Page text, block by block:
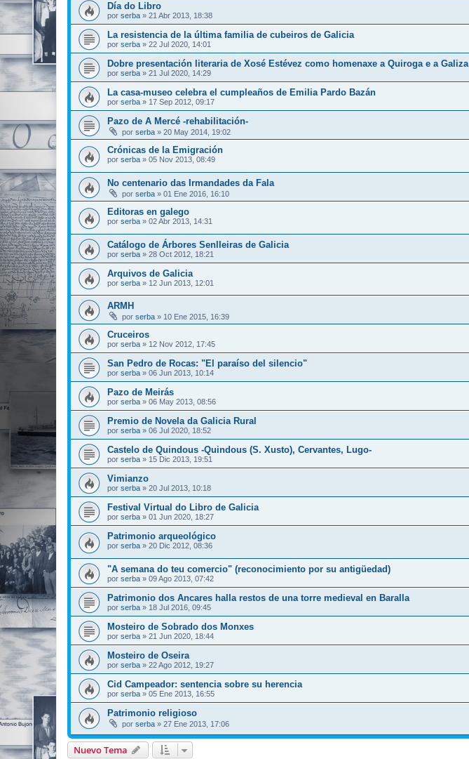
Día do Libro
por serba » 21 Abr 2013, 18:38
La resistencia de la última familia de cubeiros de Galicia
por serba » 22 Jul 2020, 14:01
Dobre presentación literaria de Xosé Estévez como homenaxe a Quiroga e a Galiza
por serba » 21 Jul 2020, 14:29
La casa-museo celebra el cumpleaños de Emilia Pardo Bazán
por serba » 17 Sep 2012, 09:17
Pazo de A Mercé -rehabilitación-
por serba » 20 May 2014, 19:02
Crónicas de la Emigración
por serba » 05 Nov 2013, 08:49
No centenario das Irmandades da Fala
por serba » 01 Ene 2016, 16:10
Editoras en galego
por serba » 02 Abr 2013, 14:31
Catálogo de Árbores Senlleiras de Galicia
por serba » 28 Oct 2012, 18:21
Arquivos de Galicia
por serba » 12 Jun 2013, 12:01
ARMH
por serba » 10 Ene 2015, 16:39
Cruceiros
por serba » 12 Nov 2012, 17:45
San Pedro de Rocas: "El paraíso del silencio"
por serba » 06 Jun 2013, 10:14
Pazo de Meirás
por serba » 06 May 2013, 08:56
Premio de Novela da Galicia Rural
por serba » 06 Jul 2020, 18:52
Castelo de Quindous -Quindous (S. Xusto), Cervantes, Lugo-
por serba » 15 Dic 2013, 19:51
Vimianzo
por serba » 20 Jul 2013, 10:18
Festival Virtual do Libro de Galicia
por serba » 01 Jun 2020, 18:27
Patrimonio arqueológico
por serba » 20 Dic 2012, 08:36
"A semana do teu comercio" (reconocimiento por su antigüedad)
por serba » 09 Ago 2013, 07:42
Patrimonio dos Ancares halla restos de una torre medieval en Baralla
por serba » 18 Jul 2016, 09:45
Mosteiro de Sobrado dos Monxes
por serba » 21 Jun 2020, 18:44
Mosteiro de Oseira
por serba » 22 Ago 2012, 19:27
Cid Campeador: sentencia sobre su herencia
por serba » 05 Ene 2013, 16:55
Patrimonio religioso
por serba » 27 Ene 2013, 17:06
Nuevo Tema